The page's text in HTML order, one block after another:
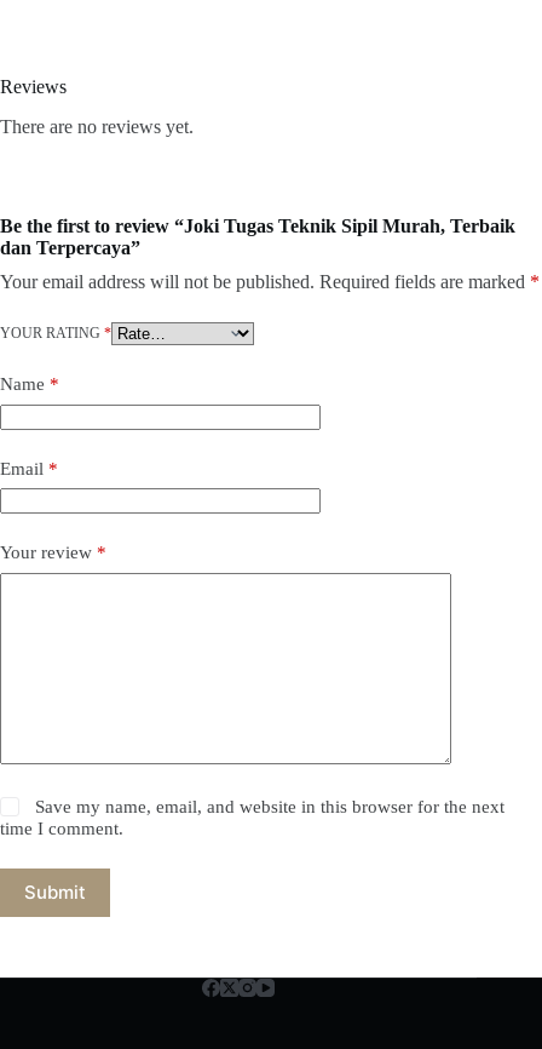
Reviews
There are no reviews yet.
Be the first to review “Joki Tugas Teknik Sipil Murah, Terbaik
dan Terpercaya”
Your email address will not be published. Required fields are marked *
YOUR RATING *
Name *
Email *
Your review *
Save my name, email, and website in this browser for the next
time I comment.
Submit